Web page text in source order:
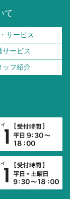
て
サービス
サービス
ッフ紹介